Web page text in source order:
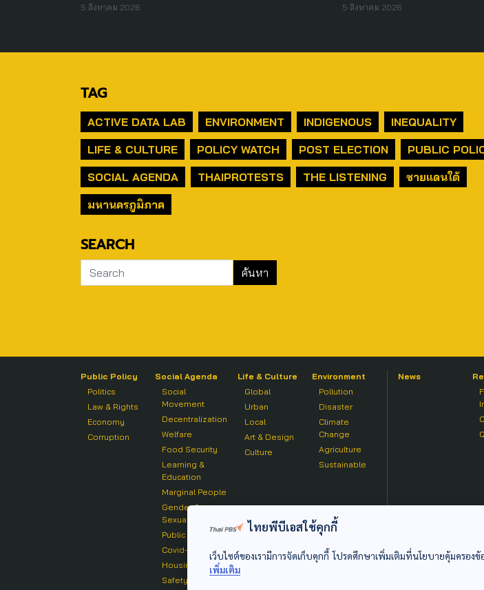
5 สิงหาคม 2026 5 สิงหาคม 2026
TAG
ACTIVE DATA LAB ENVIRONMENT INDIGENOUS
INEQUALITY
LIFE & CULTURE
POLICY WATCH POST ELECTION
PUBLIC
SOCIAL AGENDA
THAIPROTESTS THE LISTENING
ชายแดนใต้
มหานครภูมิภาค
SEARCH
Public Policy
Politics
Law & Rights
Economy
Corruption
Social Agenda
Social
Movement
Decentralization
Welfare
Food Security
Learning &
Education
Marginal People
Gender &
Sexuality
Public Health
Covid-19
Housing
Safety
Life & Culture
Global
Urban
Local
Art & Design
Culture
Environment
Pollution
Disaster
Climate
Change
Agriculture
Sustainable
News
ไทยพีบีเอสใช้คุกกี้
เว็บไซต์ของเรามีการจัดเก็บคุกกี้ โปรดศึกษาเพิ่มเติมที่นโยบายคุ้มครอง
เพิ่มเติม